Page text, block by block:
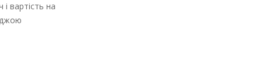
вартість на